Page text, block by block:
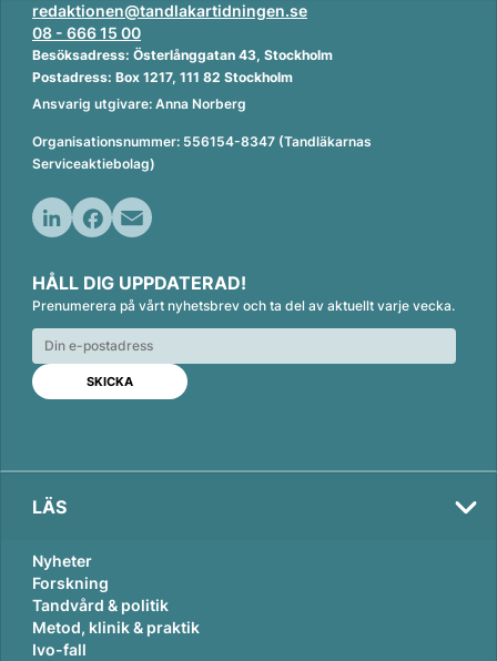
redaktionen@tandlakartidningen.se
08 - 666 15 00
Besöksadress: Österlånggatan 43, Stockholm
Postadress: Box 1217, 111 82 Stockholm
Ansvarig utgivare: Anna Norberg
Organisationsnummer: 556154-8347 (Tandläkarnas
Serviceaktiebolag)
n
k
e
d
n
c
e
b
o
o
k
a
i
l
HÅLL DIG UPPDATERAD!
Prenumerera på vårt nyhetsbrev och ta del av aktuellt varje vecka.
LÄS
Nyheter
Forskning
Tandvård & politik
Metod, klinik & praktik
Ivo-fall